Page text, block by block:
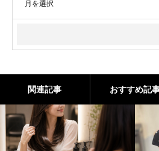
関連記事 おすすめ記